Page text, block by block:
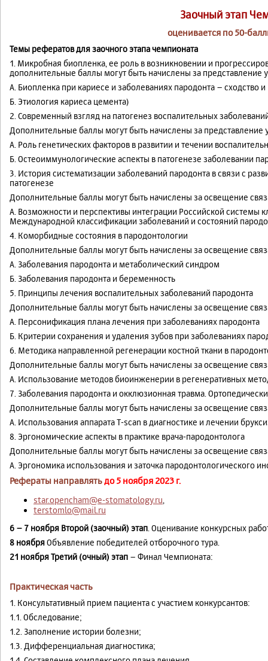
Заочный этап
оценивается по 50-
Темы рефератов для заочного этапа чемпионата
1. Микробная биопленка, ее роль в возникновении и
дополнительные баллы могут быть начислены за представление
А. Биопленка при кариесе и заболеваниях пародонта – сходство
Б. Этиология кариеса цемента)
2. Современный взгляд на патогенез воспалительных
Дополнительные баллы могут быть начислены за
А. Роль генетических факторов в развитии и течении
Б. Остеоиммунологические аспекты в патогенезе заболевании
3. История систематизации заболеваний пародонта в связи с
патогенезе
Дополнительные баллы могут быть начислены за освещение
А. Возможности и перспективы интеграции Российской системы
Международной классификации заболеваний и состояний
4. Коморбидные состояния в пародонтологии
Дополнительные баллы могут быть начислены за освещение
А. Заболевания пародонта и метаболический синдром
Б. Заболевания пародонта и беременность
5. Принципы лечения воспалительных заболеваний пародонта
Дополнительные баллы могут быть начислены за освещение
А. Персонификация плана лечения при заболеваниях пародонта
Б. Критерии сохранения и удаления зубов при заболеваниях
6. Методика направленной регенерации костной ткани в
Дополнительные баллы могут быть начислены за освещение
А. Использование методов биоинженерии в регенеративных
7. Заболевания пародонта и окклюзионная травма.
Дополнительные баллы могут быть начислены за освещение
А. Использования аппарата T-scan в диагностике и лечении
8. Эргономические аспекты в практике врача-пародонтолога
Дополнительные баллы могут быть начислены за освещение
А. Эргономика использования и заточка пародонтологического
Рефераты направлятьдо 5 ноября 2023 г.
star.opencham@e-stomatology.ru
terstomlo@mail.ru
6 – 7 ноября Второй (заочный) этап . Оценивание конкурсных
8 ноябряОбъявление победителей отборочного тура.
21 ноябряТретий (очный) этап – Финал Чемпионата:
Практическая часть
1. Консультативный прием пациента с участием конкурсантов:
1.1. Обследование;
1.2. Заполнение истории болезни;
1.3. Дифференциальная диагностика;